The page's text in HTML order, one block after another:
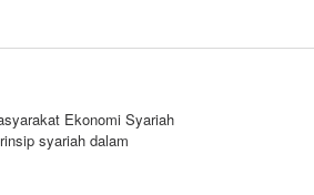
Ekonomi Syariah
syariah dalam